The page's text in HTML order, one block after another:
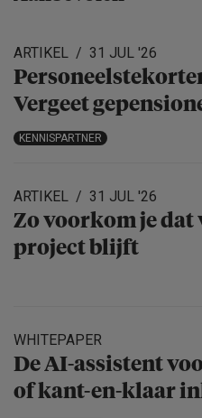
ARTIKEL 31 JUL '26
Vergeet
KENNISPARTNER
ARTIKEL 31 JUL '26
Zo voorkom je dat
project blijft
WHITEPAPER
De AI-assistent
of kant-en-klaar